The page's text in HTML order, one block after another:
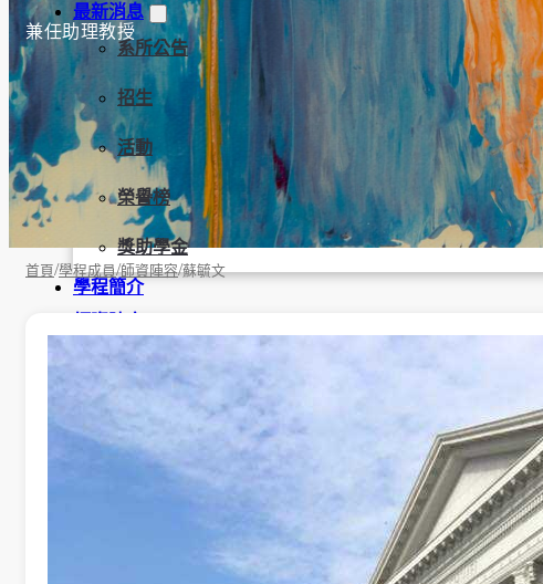
最新消息
系所公告
招生
活動
榮譽榜
獎助學金
學程簡介
課程資訊
招生資訊
成果發表
兼任助理教授
首頁/學程成員/師資陣容/蘇毓文